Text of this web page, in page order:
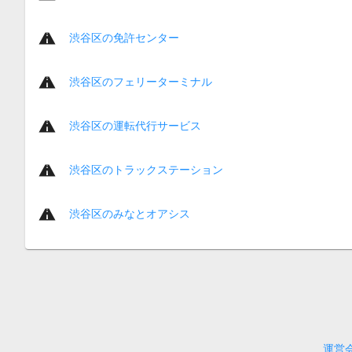
渋谷区の免許センター
渋谷区のフェリーターミナル
渋谷区の運転代行サービス
渋谷区のトラックステーション
渋谷区のみなとオアシス
運営